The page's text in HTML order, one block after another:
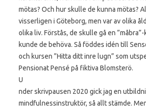
mötas? Och hur skulle de kunna mötas?
visserligen i Göteborg, men var av olika
olika liv. Förstås, de skulle gå en
kunde de behöva. Så föddes idén till
och kursen ”Hitta ditt inre lugn” som
Pensionat Pensé på fiktiva Blomsterö.
U
nder skrivpausen 2020 gick jag en
mindfulnessinstruktör, så allt stämde.